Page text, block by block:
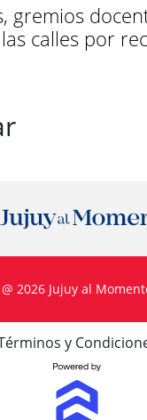
gremios
calles por
@ 2026 Jujuy al
y